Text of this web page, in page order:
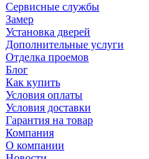
Сервисные службы
Замер
Установка дверей
Дополнительные услуги
Отделка проемов
Блог
Как купить
Условия оплаты
Условия доставки
Гарантия на товар
Компания
О компании